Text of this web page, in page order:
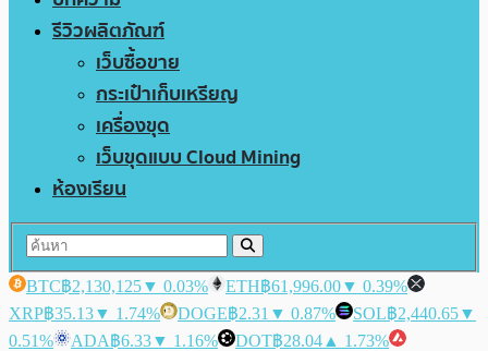
รีวิวผลิตภัณฑ์
เว็บซื้อขาย
กระเป๋าเก็บเหรียญ
เครื่องขุด
เว็บขุดแบบ Cloud Mining
ห้องเรียน
BTC฿2,130,125▼ 0.03% ETH฿61,996.00▼ 0.39%
XRP฿35.13▼ 1.74% DOGE฿2.31 ▼ 0.87% SOL฿2,440.65▼
0.51%
ADA฿6.33▼ 1.16% DOT฿28.04 ▲ 1.73%